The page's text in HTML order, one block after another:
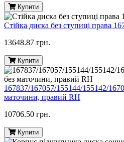
Купити
Стійка диска без ступиці права
13648.87 грн.
Купити
167837/167057/155144/155142/
маточини, правий RH
10706.50 грн.
Купити